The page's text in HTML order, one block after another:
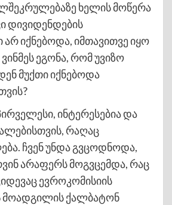
ხელის მოწერა
დივიდენდების
არ იქნებოდა, იმთავითვე იყო
ეგონა, რომ უვიზო
მუქთი იქნებოდა
ინტერესებია და
რაღაც
ჩვენ უნდა გვცოდნოდა,
არაფერს მოგვცემდა, რაც
ევროკომისიის
მოადგილის ქალბატონ